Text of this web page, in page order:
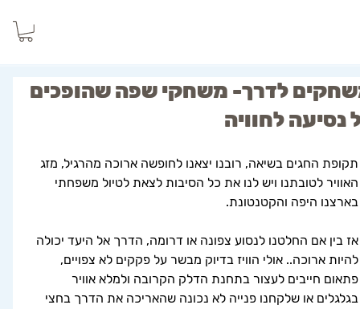
לדרך- משחקי שפה שהופכים
נסיעה לחוויה
תקופת החגים בשיאה, רובנו יצאנו לחופשה ארוכה מהרגיל, מזג
האוויר לטובתנו ויש לנו את כל הסיבות לצאת לטיול משפחתי
בארצנו היפה והקטנטונת.
אז בין אם החלטנו לנסוע צפונה או דרומה, הדרך אל היעד יכולה
להיות ארוכה.. אולי הוויז בדיוק מבשר על פקקים לא צפויים,
פתאום חייבים לעצור בתחנת הדלק הקרובה ולמלא אוויר
בגלגלים או שלקחנו פנייה לא נכונה שהאריכה את הדרך בחצי